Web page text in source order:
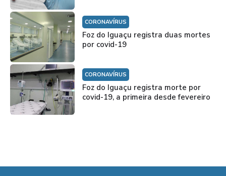
CORONAVÍRUS
Foz do Iguaçu registra duas mortes
por covid-19
CORONAVÍRUS
Foz do Iguaçu registra morte por
covid-19, a primeira desde fevereiro